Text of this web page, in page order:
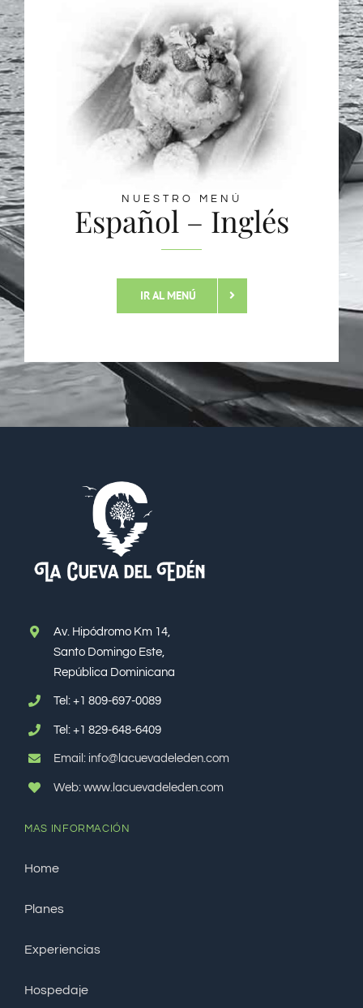
NUESTRO MENÚ
Español – Inglés
IR AL MENÚ
Av. Hipódromo Km 14,
Santo Domingo Este,
República Dominicana
Tel: +1 809-697-0089
Tel: +1 829-648-6409
Email: info@lacuevadeleden.com
Web: www.lacuevadeleden.com
MAS INFORMACIÓN
Home
Planes
Experiencias
Hospedaje